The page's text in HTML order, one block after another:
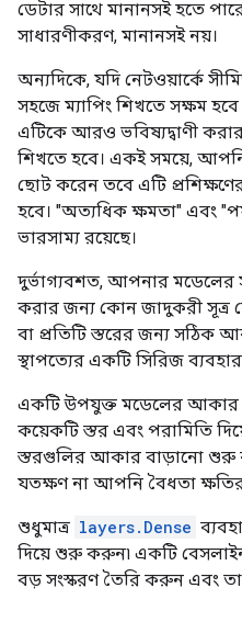
ডেটার সাথে মানানসই হতে
সাধারণীকরণ, মানানসই নয়।
অন্যদিকে, যদি নেটওয়ার্কে
সহজে ম্যাপিং শিখতে সক্ষম
এটিকে আরও ভবিষ্যদ্বাণী
শিখতে হবে। একই সময়ে,
ছোট করেন তবে এটি
হবে। "অত্যধিক ক্ষমতা" এবং
ভারসাম্য রয়েছে।
দুর্ভাগ্যবশত, আপনার মডেলের
করার জন্য কোন জাদুকরী সূত্র
বা প্রতিটি স্তরের জন্য সঠিক
স্থাপত্যের একটি সিরিজ
একটি উপযুক্ত মডেলের
কয়েকটি স্তর এবং পরামিতি
স্তরগুলির আকার বাড়ানো শুরু
যতক্ষণ না আপনি বৈধতা
শুধুমাত্র layers.Dense
দিয়ে শুরু করুন৷ একটি
বড় সংস্করণ তৈরি করুন এবং